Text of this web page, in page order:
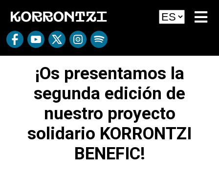
¡Os presentamos la
segunda edición de
nuestro proyecto
solidario KORRONTZI
BENEFIC!